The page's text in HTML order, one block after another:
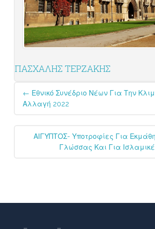
ΠΑΣΧΑΛΗΣ ΤΕΡΖΑΚΗΣ
Post
navigation
← Εθνικό Συνέδριο Νέων Για Την
Αλλαγή 2022
ΑΙΓΥΠΤΟΣ- Υποτροφίες Για
Γλώσσας Και Για